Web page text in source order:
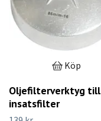
Köp
Oljefilterverktyg till
insatsfilter